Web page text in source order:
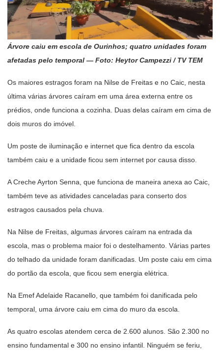
Árvore caiu em escola de Ourinhos; quatro unidades foram
afetadas pelo temporal — Foto: Heytor Campezzi / TV TEM
Os maiores estragos foram na Nilse de Freitas e no Caic, nesta
última várias árvores caíram em uma área externa entre os
prédios, onde funciona a cozinha. Duas delas caíram em cima de
dois muros do imóvel.
Um poste de iluminação e internet que fica dentro da escola
também caiu e a unidade ficou sem internet por causa disso.
A Creche Ayrton Senna, que funciona de maneira anexa ao Caic,
também teve as atividades canceladas para conserto dos
estragos causados pela chuva.
Na Nilse de Freitas, algumas árvores caíram na entrada da
escola, mas o problema maior foi o destelhamento. Várias partes
do telhado da unidade foram danificadas. Um poste caiu em cima
do portão da escola, que ficou sem energia elétrica.
Na Emef Adelaide Racanello, que também foi danificada pelo
temporal, uma árvore caiu em cima do muro da escola.
As quatro escolas atendem cerca de 2.600 alunos. São 2.300 no
ensino fundamental e 300 no ensino infantil. Ninguém se feriu,